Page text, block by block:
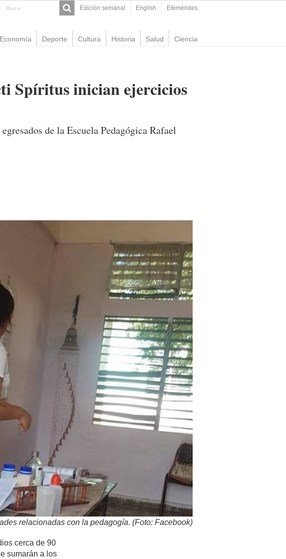
Edición semanal English Efemérides
Economía Deporte Cultura Historia Salud Ciencia
Spíritus inician ejercicios
de la Escuela Pedagógica Rafael
relacionadas con la pedagogía. (Foto: Facebook)
cerca de 90
sumarán a los